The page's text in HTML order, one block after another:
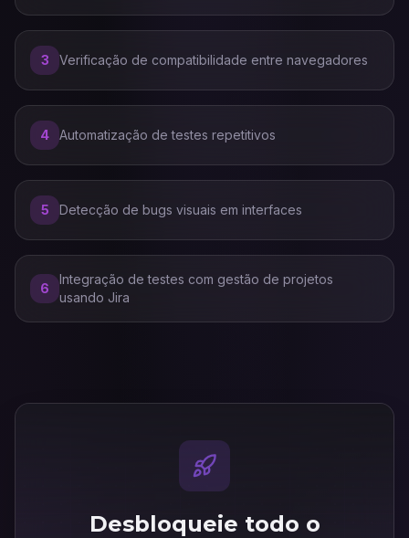
3 Verificação de compatibilidade entre navegadores
4 Automatização de testes repetitivos
5 Detecção de bugs visuais em interfaces
6
Integração de testes com gestão de projetos
usando Jira
Desbloqueie todo o